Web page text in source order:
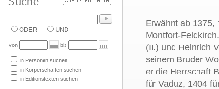
ODER UND
von bis
in Personen suchen
in Körperschaften suchen
in Editionstexten suchen
Erwähnt ab 1375,
Montfort-
(II.) und Heinrich
seinem Bruder
er die Herrschaft
für Vaduz, 1404